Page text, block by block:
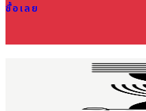
ซื้อเลย